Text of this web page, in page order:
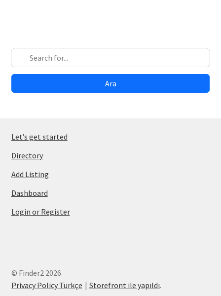
Ara
Let’s get started
Directory
Add Listing
Dashboard
Login or Register
© Finder2 2026
Privacy Policy Türkçe
Storefront ile yapıldı.